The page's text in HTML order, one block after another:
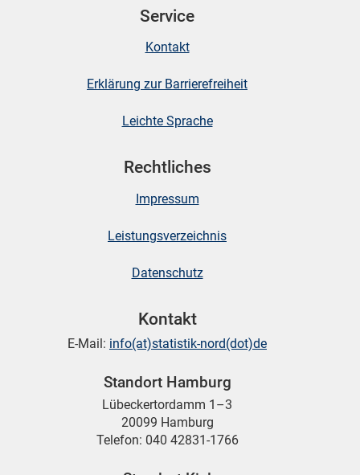
Service
Kontakt
Erklärung zur Barrierefreiheit
Leichte Sprache
Rechtliches
Impressum
Leistungsverzeichnis
Datenschutz
Kontakt
E-Mail: info(at)statistik-nord(dot)de
Standort Hamburg
Lübeckertordamm 1–3
20099 Hamburg
Telefon: 040 42831-1766